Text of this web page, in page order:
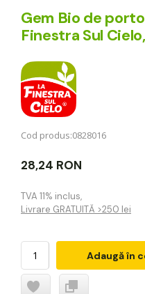
Gem Bio de
Finestra Sul
Cod produs:0828016
28,24 RON
TVA 11% inclus,
Livrare GRATUITĂ >250 lei
Adaugă în